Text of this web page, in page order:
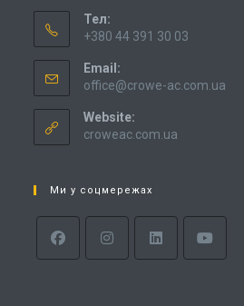
Тел:
+380 44 391 30 03
Email:
office@crowe-ac.com.ua
Website:
croweac.com.ua
Ми у соцмережах